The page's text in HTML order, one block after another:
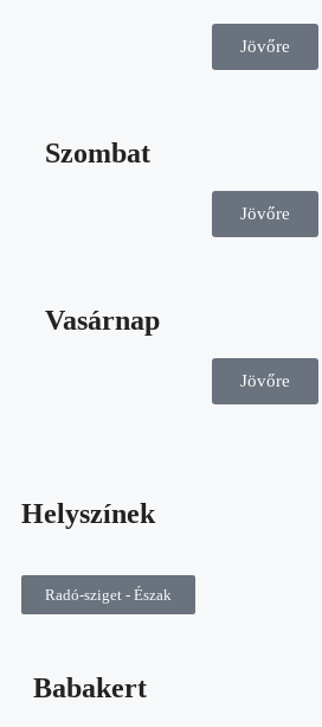
Jövőre
Szombat
Jövőre
Vasárnap
Jövőre
Helyszínek
Radó-sziget - Észak
Babakert